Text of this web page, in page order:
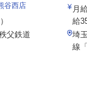
谷西店
父鉄道
月
給
埼
線